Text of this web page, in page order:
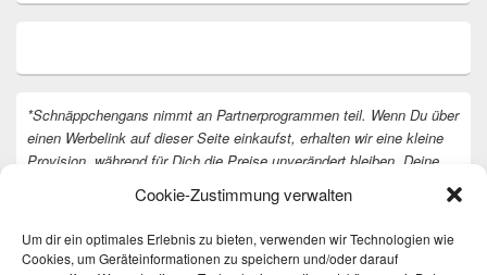
Cookie-Zustimmung verwalten
Um dir ein optimales Erlebnis zu bieten, verwenden wir Technologien wie
Cookies, um Geräteinformationen zu speichern und/oder darauf
*Schnäppchengans nimmt an Partnerprogrammen teil. Wenn Du über
einen Werbelink auf dieser Seite einkaufst, erhalten wir eine kleine
Provision, während für Dich die Preise unverändert bleiben. Deine
Vielen Dank dafür!